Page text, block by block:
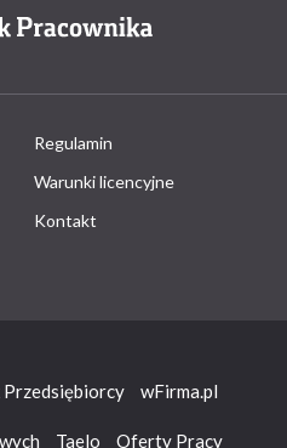
Regulamin
Warunki licencyjne
Kontakt
Przedsiębiorcy wFirma.pl
Taelo Oferty Pracy